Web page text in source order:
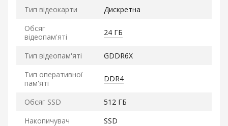
Тип відеокарти
Дискретна
Обсяг
відеопам'яті
24 ГБ
Тип відеопам'яті
GDDR6X
Тип оперативної
пам'яті
DDR4
Обсяг SSD
512 ГБ
Накопичувач
SSD